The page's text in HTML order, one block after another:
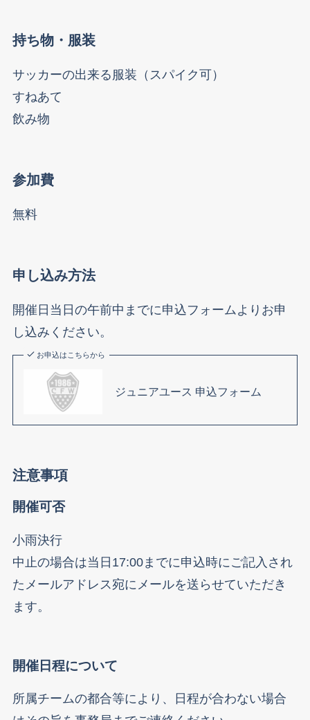
持ち物・服装
サッカーの出来る服装（スパイク可）
すねあて
飲み物
参加費
無料
申し込み方法
開催日当日の午前中までに申込フォームよりお申
し込みください。
お申込はこちらから
ジュニアユース 申込フォーム
注意事項
開催可否
小雨決行
中止の場合は当日17:00までに申込時にご記入され
たメールアドレス宛にメールを送らせていただき
ます。
開催日程について
所属チームの都合等により、日程が合わない場合